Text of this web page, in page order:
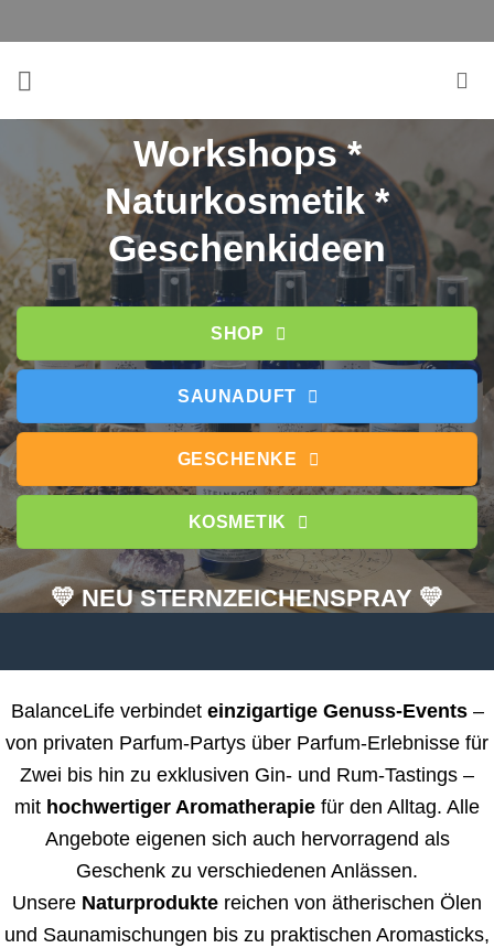
Inhalt
springen
Workshops *
Naturkosmetik *
Geschenkideen
SHOP
SAUNADUFT
GESCHENKE
KOSMETIK
💛 NEU STERNZEICHENSPRAY 💛
BalanceLife verbindet einzigartige Genuss-Events–
von privaten Parfum-Partys über Parfum-Erlebnisse für
Zwei bis hin zu exklusiven Gin- und Rum-Tastings –
mit hochwertiger Aromatherapie für den Alltag. Alle
Angebote eigenen sich auch hervorragend als
Geschenk zu verschiedenen Anlässen.
Unsere Naturprodukte reichen von ätherischen Ölen
und Saunamischungen bis zu praktischen Aromasticks,